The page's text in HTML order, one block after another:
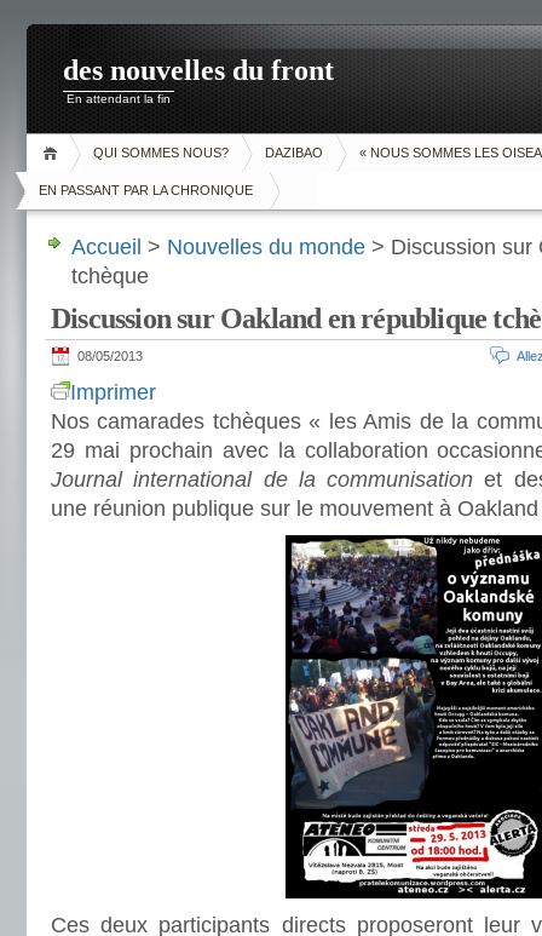
des nouvelles du front
En attendant la fin
QUI SOMMES NOUS? DAZIBAO « NOUS SOMMES LES
EN PASSANT PAR LA CHRONIQUE
Accueil > Nouvelles du monde > Discussion sur
tchèque
Discussion sur Oakland en république
08/05/2013
Imprimer
Nos camarades tchèques « les Amis de la
29 mai prochain avec la collaboration
Journal international de la communisation et
une réunion publique sur le mouvement à
Ces deux participants directs proposeront leur